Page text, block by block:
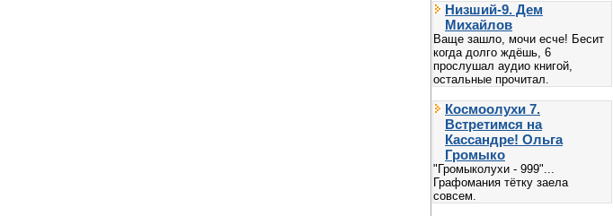
Низший-9. Дем
Михайлов
Ваще зашло, мочи есче! Бесит
когда долго ждёшь, 6
прослушал аудио книгой,
остальные прочитал.
Космоолухи 7.
Встретимся на
Кассандре! Ольга
Громыко
"Громыколухи - 999"...
Графомания тётку заела
совсем.